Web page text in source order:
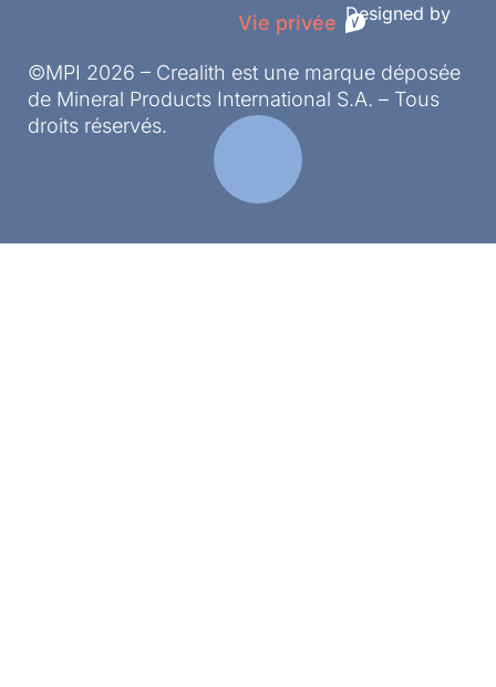
©MPI 2026 – Crealith est une marque déposée
de Mineral Products International S.A. – Tous
droits réservés.
Vie privée Designed by